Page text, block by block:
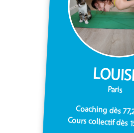
Paris
Coaching dès
Cours collectif dès